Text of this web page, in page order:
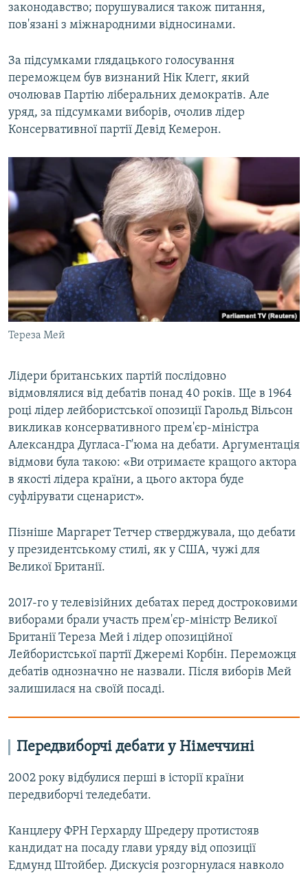
законодавство; порушувалися також питання,
пов'язані з міжнародними відносинами.
За підсумками глядацького голосування
переможцем був визнаний Нік Клегг, який
очолював Партію ліберальних демократів. Але
уряд, за підсумками виборів, очолив лідер
Консервативної партії Девід Кемерон.
Тереза Мей
Лідери британських партій послідовно
відмовлялися від дебатів понад 40 років. Ще в 1964
році лідер лейбористської опозиції Гарольд Вільсон
викликав консервативного прем'єр-міністра
Александра Дугласа-Г'юма на дебати. Аргументація
відмови була такою: «Ви отримаєте кращого актора
в якості лідера країни, а цього актора буде
суфлірувати сценарист».
Пізніше Маргарет Тетчер стверджувала, що дебати
у президентському стилі, як у США, чужі для
Великої Британії.
2017-го у телевізійних дебатах перед достроковими
виборами брали участь прем'єр-міністр Великої
Британії Тереза Мей і лідер опозиційної
Лейбористської партії Джеремі Корбін. Переможця
дебатів однозначно не назвали. Після виборів Мей
залишилася на своїй посаді.
Передвиборчі дебати у Німеччині
2002 року відбулися перші в історії країни
передвиборчі теледебати.
Канцлеру ФРН Герхарду Шредеру протистояв
кандидат на посаду глави уряду від опозиції
Едмунд Штойбер. Дискусія розгорнулася навколо